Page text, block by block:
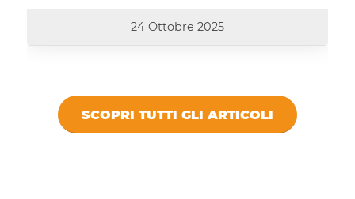
24 Ottobre 2025
SCOPRI TUTTI GLI ARTICOLI